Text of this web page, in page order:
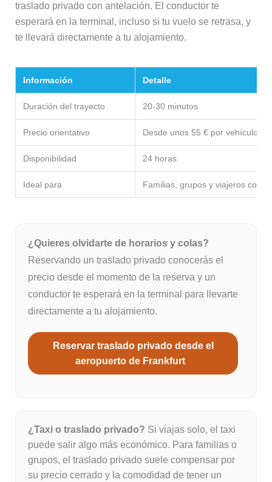
traslado privado con antelación. El conductor te
esperará en la terminal, incluso si tu vuelo se retrasa, y
te llevará directamente a tu alojamiento.
Información Detalle
Duración del trayecto 20-30 minutos
Precio orientativo Desde unos 55 € por vehículo
Disponibilidad 24 horas
Ideal para Familias, grupos y viajeros con
¿Quieres olvidarte de horarios y colas?
Reservando un traslado privado conocerás el
precio desde el momento de la reserva y un
conductor te esperará en la terminal para llevarte
directamente a tu alojamiento.
Reservar traslado privado desde el
aeropuerto de Frankfurt
¿Taxi o traslado privado? Si viajas solo, el taxi
puede salir algo más económico. Para familias o
grupos, el traslado privado suele compensar por
su precio cerrado y la comodidad de tener un